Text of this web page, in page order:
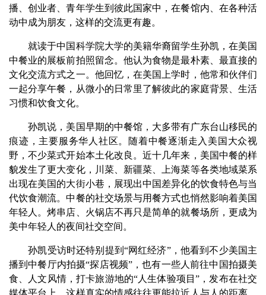
播、创业者、青年学生到彼此国家中，在餐馆内、在各种活
动中成为朋友，这样的交流更有趣。
就读于中国科学院大学的美籍华裔留学生孙凯，在美国
中餐业的展板前拍照留念。他认为食物是最朴素、最直接的
文化交流方式之一。他回忆，在美国上学时，他常和伙伴们
一起分享午餐，从微小的日常里了解彼此的家庭背景、生活
习惯和饮食文化。
孙凯说，美国早期的中餐馆，大多带有广东台山移民的
痕迹，主要服务华人社区。随着中餐逐渐走入美国大众视
野，不少菜式开始本土化改良。近十几年来，美国中餐的样
貌发生了更大变化，川菜、新疆菜、上海菜等各类地域菜系
出现在美国的大街小巷，展现出中国差异化的饮食特色与当
代饮食潮流。中餐的社交场景与用餐方式也悄然影响着美国
年轻人。烤串店、火锅店不再只是简单的就餐场所，更成为
美中年轻人的夜间社交空间。
孙凯受访时还特别提到“网红经济”，他看到不少美国主
播到中餐厅内拍摄“探店视频”，也有一些人前往中国拍摄美
食、人文风情，打卡旅游地的“人生体验项目”，发布在社交